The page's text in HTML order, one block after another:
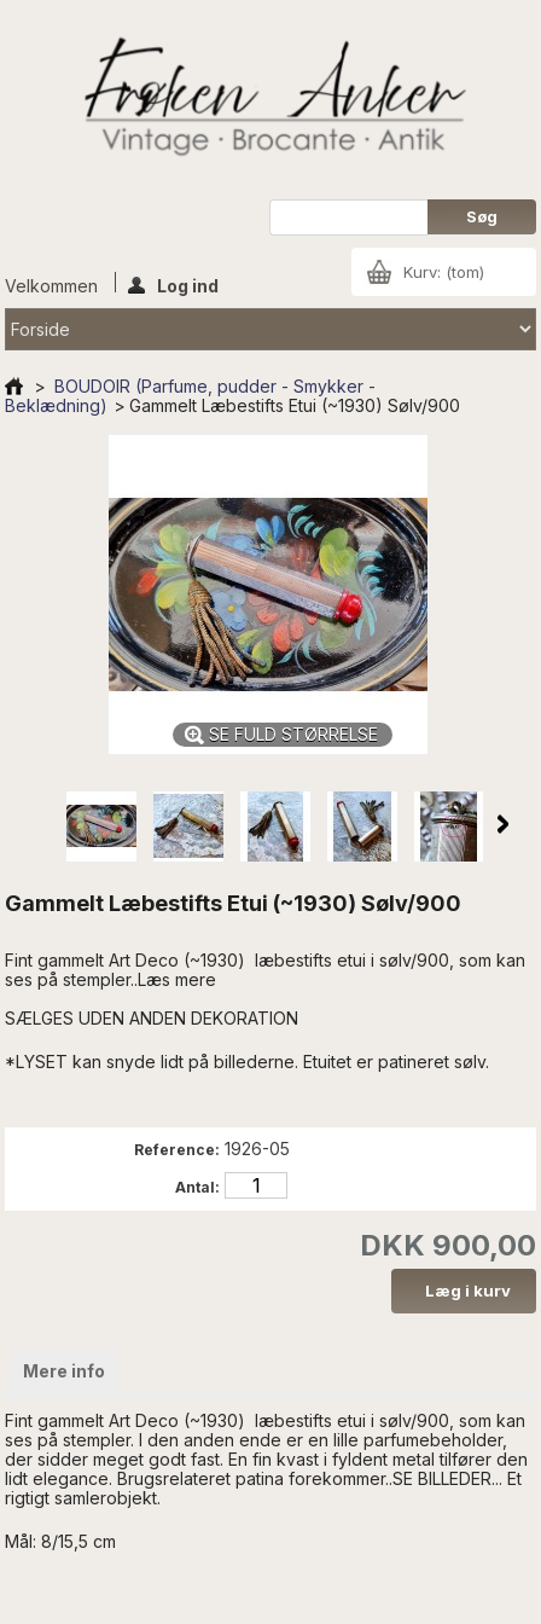
Kurv: (tom)
Velkommen Log ind
> BOUDOIR (Parfume, pudder - Smykker -
Beklædning) > Gammelt Læbestifts Etui (~1930) Sølv/900
SE FULD STØRRELSE
Gammelt Læbestifts Etui (~1930) Sølv/900
Fint gammelt Art Deco (~1930) læbestifts etui i sølv/900, som kan
ses på stempler..Læs mere
SÆLGES UDEN ANDEN DEKORATION
*LYSET kan snyde lidt på billederne. Etuitet er patineret sølv.
Reference: 1926-05
Antal:
DKK 900,00
Mere info
Fint gammelt Art Deco (~1930) læbestifts etui i sølv/900, som kan
ses på stempler. I den anden ende er en lille parfumebeholder,
der sidder meget godt fast. En fin kvast i fyldent metal tilfører den
lidt elegance. Brugsrelateret patina forekommer..SE BILLEDER... Et
rigtigt samlerobjekt.
Mål: 8/15,5 cm